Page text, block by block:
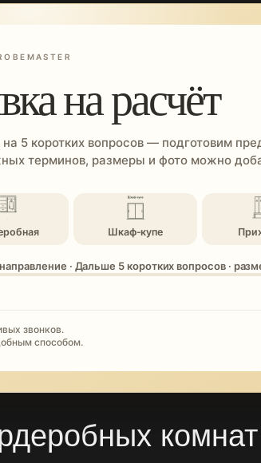
на расчёт
на 5 коротких вопросов — подготовим
терминов, размеры и фото можно
Шкаф-купе
направление · Дальше 5 коротких вопросов ·
звонков.
способом.
комнат